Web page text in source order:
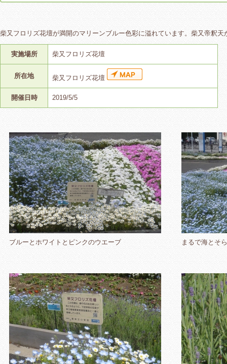
柴又フロリズ花壇が満開のマリーンブルー色彩に溢れています。柴又帝釈
実施場所 柴又フロリズ花壇
所在地 柴又フロリズ花壇
開催日時 2019/5/5
ブルーとホワイトとピンクのウエーブ まるで海とそ